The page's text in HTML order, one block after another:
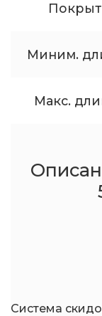
Миним.
Макс.
Система